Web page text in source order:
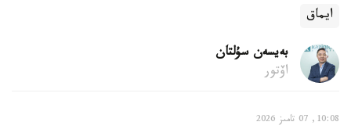
ايماق
بەيسەن سۇلتان
اۆتور
10:08, 07 تامىز 2026